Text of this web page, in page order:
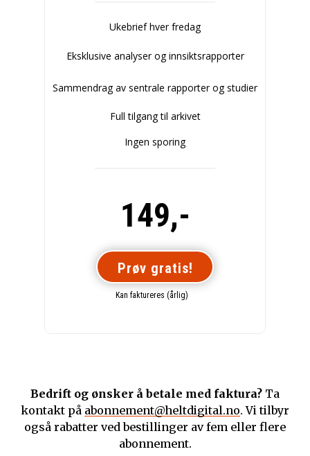
Ukebrief hver fredag
Eksklusive analyser og innsiktsrapporter
Sammendrag av sentrale rapporter og studier
Full tilgang til arkivet
Ingen sporing
149,-
Prøv gratis!
Kan faktureres (årlig)
Bedrift og ønsker å betale med faktura? Ta
kontakt på abonnement@heltdigital.no. Vi tilbyr
også rabatter ved bestillinger av fem eller flere
abonnement.